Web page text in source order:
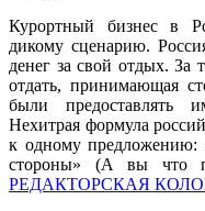
Курортный бизнес в
дикому сценарию.
денег за свой отдых. За
отдать, принимающая
были предоставлять
Нехитрая формула
к одному предложению:
стороны» (А вы что
РЕДАКТОРСКАЯ